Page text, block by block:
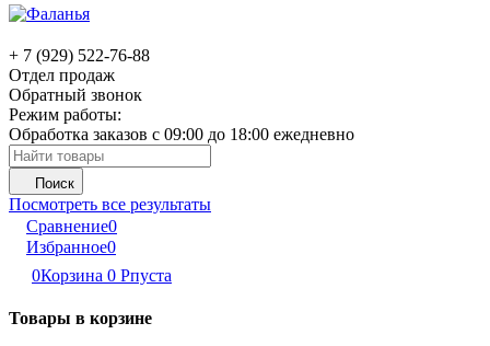
+ 7 (929) 522-76-88
Отдел продаж
Обратный звонок
Режим работы:
Обработка заказов с 09:00 до 18:00 ежедневно
Поиск
Посмотреть все результаты
Сравнение0
Избранное0
0Корзина 0 Рпуста
Товары в корзине